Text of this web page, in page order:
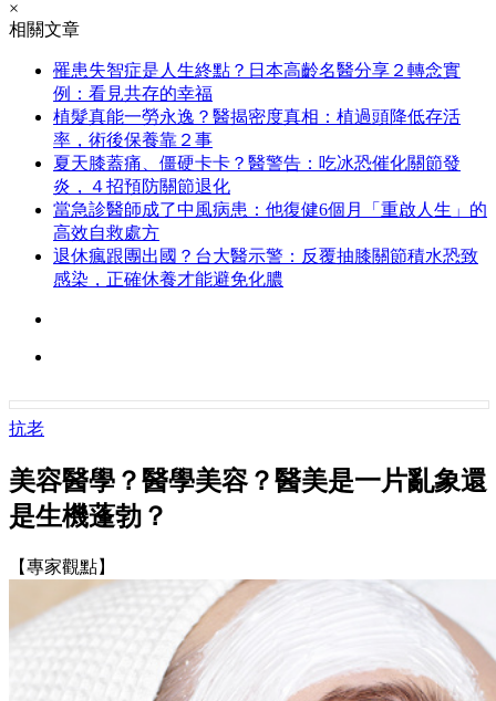
×
相關文章
罹患失智症是人生終點？日本高齡名醫分享２轉念實
例：看見共存的幸福
植髮真能一勞永逸？醫揭密度真相：植過頭降低存活
率，術後保養靠２事
夏天膝蓋痛、僵硬卡卡？醫警告：吃冰恐催化關節發
炎，４招預防關節退化
當急診醫師成了中風病患：他復健6個月「重啟人生」的
高效自救處方
退休瘋跟團出國？台大醫示警：反覆抽膝關節積水恐致
感染，正確休養才能避免化膿
抗老
美容醫學？醫學美容？醫美是一片亂象還
是生機蓬勃？
【專家觀點】